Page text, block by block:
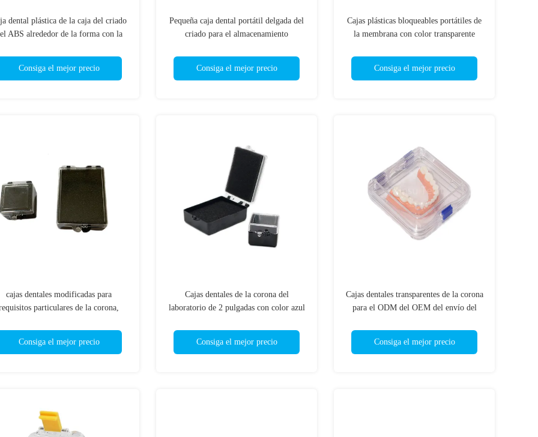
dental plástica de la caja del criado
ABS alrededor de la forma con la
Consiga el mejor precio
Pequeña caja dental portátil delgada del
criado para el almacenamiento
Consiga el mejor precio
Cajas plásticas bloqueables portátiles de
la membrana con color transparente
Consiga el mejor precio
cajas dentales modificadas para
particulares de la corona,
Consiga el mejor precio
Cajas dentales de la corona del
laboratorio de 2 pulgadas con color azul
Consiga el mejor precio
Cajas dentales transparentes de la corona
para el ODM del OEM del envío del
Consiga el mejor precio